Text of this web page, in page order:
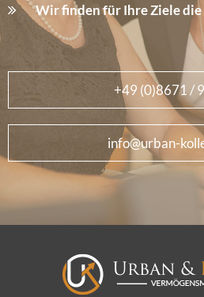
Wir finden für Ihre Ziele die
+49 (0)8671 /
info@urban-